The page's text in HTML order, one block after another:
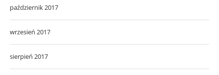
październik 2017
wrzesień 2017
sierpień 2017